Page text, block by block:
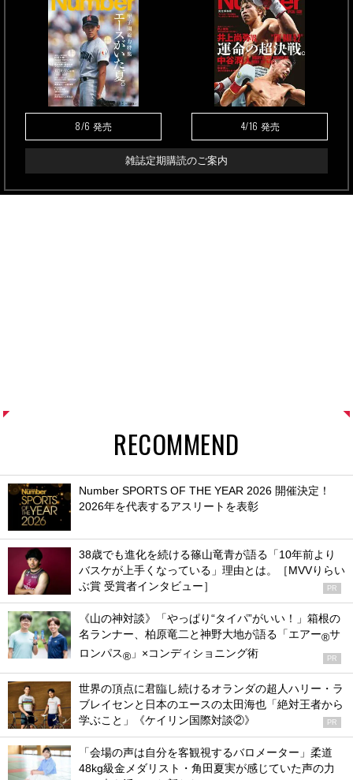
8/6 発売 4/16 発売
雑誌定期購読のご案内
RECOMMEND
Number SPORTS OF THE YEAR 2026 開催決定！
2026年を代表するアスリートを表彰
38歳でも進化を続ける篠山竜青が語る「10年前より
バスケが上手くなっている」理由とは。［MVVりらい
ぶ賞 受賞者インタビュー］
PR
《山の神対談》「やっぱり“タイパ”がいい！」箱根の
名ランナー、柏原竜二と神野大地が語る「エアー®サ
ロンパス® 」×コンディショニング術 PR
世界の頂点に君臨し続けるオランダの超人ハリー・ラ
ブレイセンと日本のエースの太田海也「絶対王者から
学ぶこと」《ケイリン国際対談②》
PR
「会場の声は自分を客観視するバロメーター」柔道
48kg級金メダリスト・角田夏実が感じていた声の力